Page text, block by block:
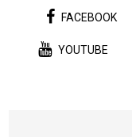
FACEBOOK
YOUTUBE